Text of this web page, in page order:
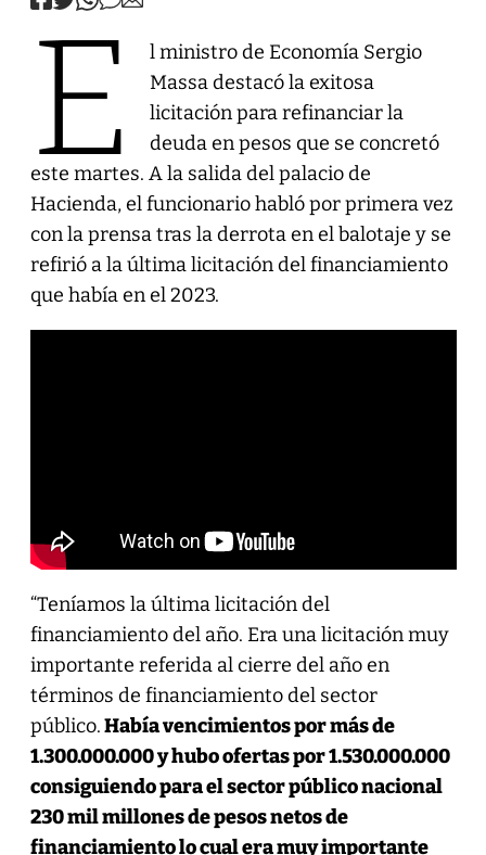
E
l ministro de Economía Sergio
Massa destacó la exitosa
licitación para refinanciar la
deuda en pesos que se concretó
este martes. A la salida del palacio de
Hacienda, el funcionario habló por primera vez
con la prensa tras la derrota en el balotaje y se
refirió a la última licitación del financiamiento
que había en el 2023.
“Teníamos la última licitación del
financiamiento del año. Era una licitación muy
importante referida al cierre del año en
términos de financiamiento del sector
público.Había vencimientos por más de
1.300.000.000 y hubo ofertas por 1.530.000.000
consiguiendo para el sector público nacional
230 mil millones de pesos netos de
financiamiento lo cual era muy importante